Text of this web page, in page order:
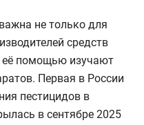
не только для
средств
её помощью изучают
Первая в России
пестицидов в
в сентябре 2025